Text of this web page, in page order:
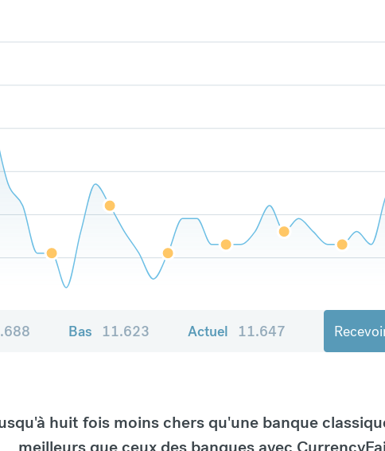
Bas 11.623 Actuel 11.647
huit fois moins chers qu'une banque
meilleurs que ceux des banques avec